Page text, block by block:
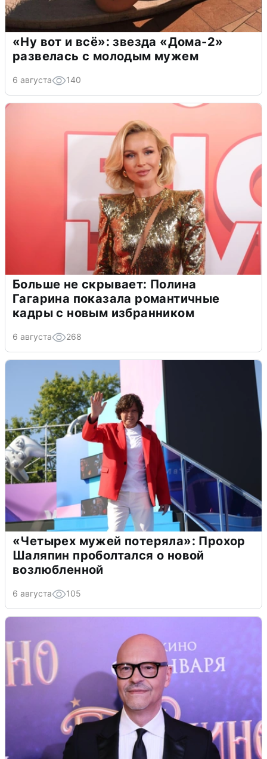
«Ну вот и всё»: звезда «Дома-2»
развелась с молодым мужем
6 августа 140
Больше не скрывает: Полина
Гагарина показала романтичные
кадры с новым избранником
6 августа 268
«Четырех мужей потеряла»: Прохор
Шаляпин проболтался о новой
возлюбленной
6 августа 105